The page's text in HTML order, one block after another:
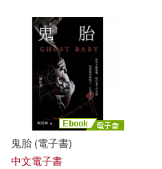
鬼胎 (電子書)
中文電子書